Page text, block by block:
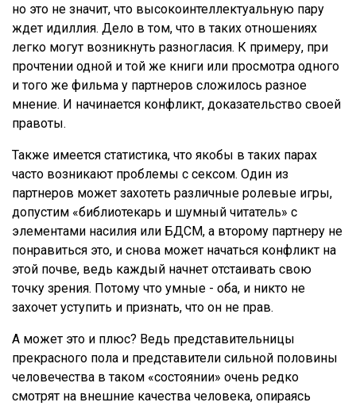
но это не значит, что высокоинтеллектуальную пару
ждет идиллия. Дело в том, что в таких отношениях
легко могут возникнуть разногласия. К примеру, при
прочтении одной и той же книги или просмотра одного
и того же фильма у партнеров сложилось разное
мнение. И начинается конфликт, доказательство своей
правоты.
Также имеется статистика, что якобы в таких парах
часто возникают проблемы с сексом. Один из
партнеров может захотеть различные ролевые игры,
допустим «библиотекарь и шумный читатель» с
элементами насилия или БДСМ, а второму партнеру не
понравиться это, и снова может начаться конфликт на
этой почве, ведь каждый начнет отстаивать свою
точку зрения. Потому что умные - оба, и никто не
захочет уступить и признать, что он не прав.
А может это и плюс? Ведь представительницы
прекрасного пола и представители сильной половины
человечества в таком «состоянии» очень редко
смотрят на внешние качества человека, опираясь